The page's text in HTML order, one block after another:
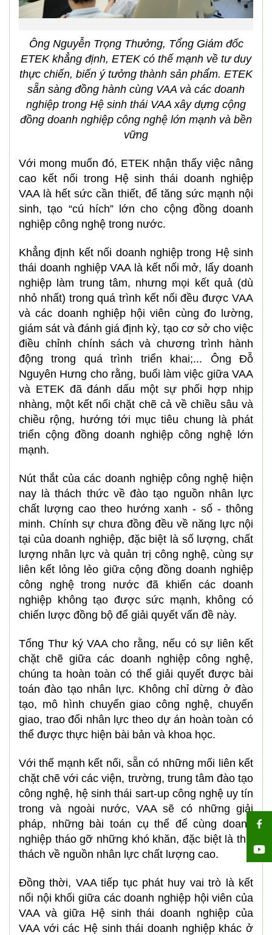
Ông Nguyễn Trọng Thưởng, Tổng Giám đốc
ETEK khẳng định, ETEK có thế mạnh về tư duy
thực chiến, biến ý tưởng thành sản phẩm. ETEK
sẵn sàng đồng hành cùng VAA và các doanh
nghiệp trong Hệ sinh thái VAA xây dựng cộng
đồng doanh nghiệp công nghệ lớn mạnh và bền
vững
Với mong muốn đó, ETEK nhận thấy việc nâng
cao kết nối trong Hệ sinh thái doanh nghiệp
VAA là hết sức cần thiết, để tăng sức mạnh nội
sinh, tạo “cú hích” lớn cho cộng đồng doanh
nghiệp công nghệ trong nước.
Khẳng định kết nối doanh nghiệp trong Hệ sinh
thái doanh nghiệp VAA là kết nối mở, lấy doanh
nghiệp làm trung tâm, nhưng mọi kết quả (dù
nhỏ nhất) trong quá trình kết nối đều được VAA
và các doanh nghiệp hội viên cùng đo lường,
giám sát và đánh giá định kỳ, tạo cơ sở cho việc
điều chỉnh chính sách và chương trình hành
động trong quá trình triển khai;... Ông Đỗ
Nguyên Hưng cho rằng, buổi làm việc giữa VAA
và ETEK đã đánh dấu một sự phối hợp nhịp
nhàng, một kết nối chặt chẽ cả về chiều sâu và
chiều rộng, hướng tới mục tiêu chung là phát
triển cộng đồng doanh nghiệp công nghệ lớn
mạnh.
Nút thắt của các doanh nghiệp công nghệ hiện
nay là thách thức về đào tạo nguồn nhân lực
chất lượng cao theo hướng xanh - số - thông
minh. Chính sự chưa đồng đều về năng lực nội
tại của doanh nghiệp, đặc biệt là số lượng, chất
lượng nhân lực và quản trị công nghệ, cùng sự
liên kết lỏng lẻo giữa cộng đồng doanh nghiệp
công nghệ trong nước đã khiến các doanh
nghiệp không tạo được sức mạnh, không có
chiến lược đồng bộ để giải quyết vấn đề này.
Tổng Thư ký VAA cho rằng, nếu có sự liên kết
chặt chẽ giữa các doanh nghiệp công nghệ,
chúng ta hoàn toàn có thể giải quyết được bài
toán đào tạo nhân lực. Không chỉ dừng ở đào
tạo, mô hình chuyển giao công nghệ, chuyển
giao, trao đổi nhân lực theo dự án hoàn toàn có
thể được thực hiện bài bản và khoa học.
Với thế mạnh kết nối, sẵn có những mối liên kết
chặt chẽ với các viện, trường, trung tâm đào tạo
công nghệ, hệ sinh thái sart-up công nghệ uy tín
trong và ngoài nước, VAA sẽ có những giải
pháp, những bài toán cụ thể để cùng doanh
nghiệp tháo gỡ những khó khăn, đặc biệt là thử
thách về nguồn nhân lực chất lượng cao.
Đồng thời, VAA tiếp tục phát huy vai trò là kết
nối nội khối giữa các doanh nghiệp hội viên của
VAA và giữa Hệ sinh thái doanh nghiệp của
VAA với các Hệ sinh thái doanh nghiệp khác ở